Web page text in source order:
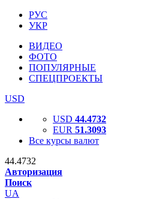
РУС
УКР
ВИДЕО
ФОТО
ПОПУЛЯРНЫЕ
СПЕЦПРОЕКТЫ
USD
USD 44.4732
EUR 51.3093
Все курсы валют
44.4732
Авторизация
Поиск
UA